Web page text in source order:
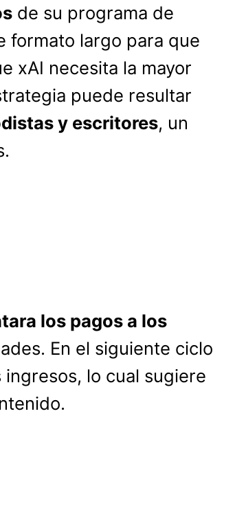
de su programa de
formato largo para que
xAI necesita la mayor
puede resultar
y escritores, un
los pagos a los
En el siguiente ciclo
ingresos, lo cual sugiere